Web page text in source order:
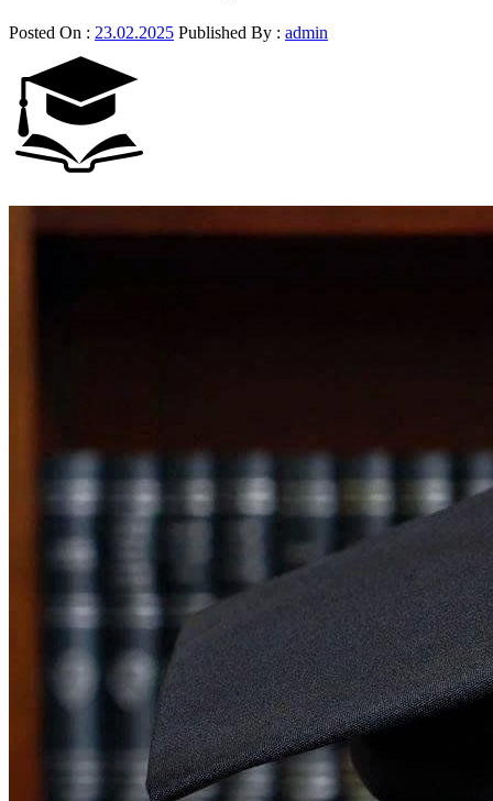
Posted On : 23.02.2025 Published By : admin